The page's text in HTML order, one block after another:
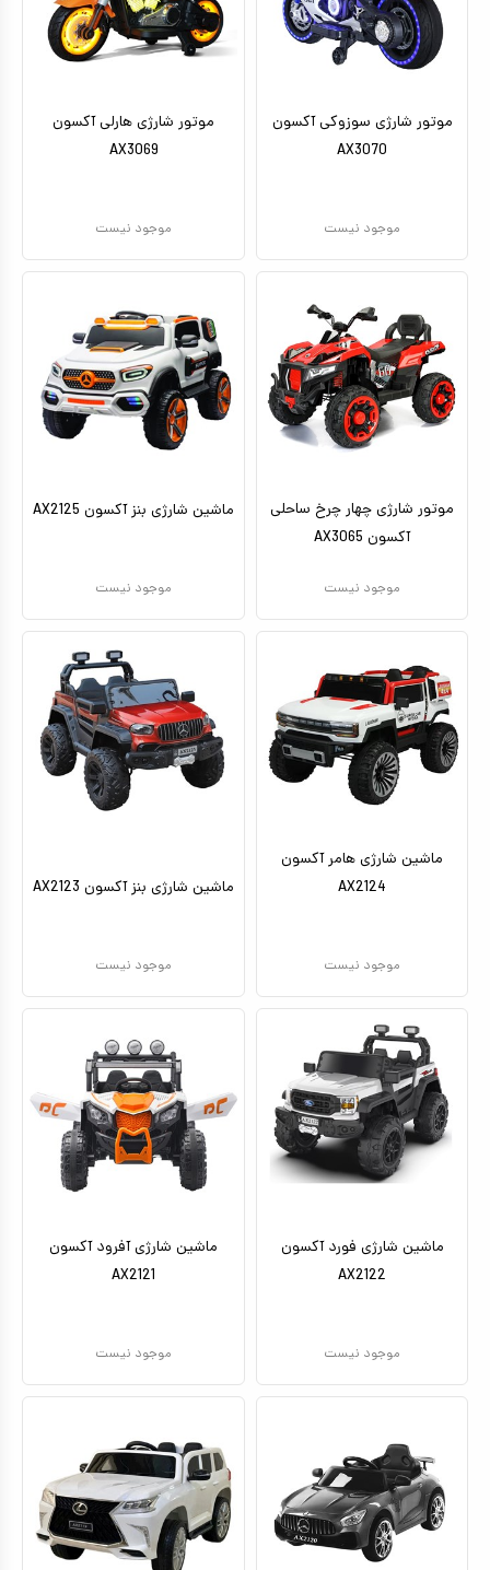
کیف و کوله پشتی
اسباب بازی مشاغل
اسباب بازی لوازم خانگی
موتور شارژی سوزوکی آکسون
AX3070
موجود نیست
موتور شارژی هارلی آکسون
AX3069
موجود نیست
موتور شارژی چهار چرخ ساحلی
آکسون AX3065
موجود نیست
ماشین شارژی بنز آکسون AX2125
موجود نیست
ماشین شارژی هامر آکسون
AX2124
موجود نیست
ماشین شارژی بنز آکسون AX2123
موجود نیست
ماشین شارژی فورد آکسون
AX2122
موجود نیست
ماشین شارژی آفرود آکسون
AX2121
موجود نیست